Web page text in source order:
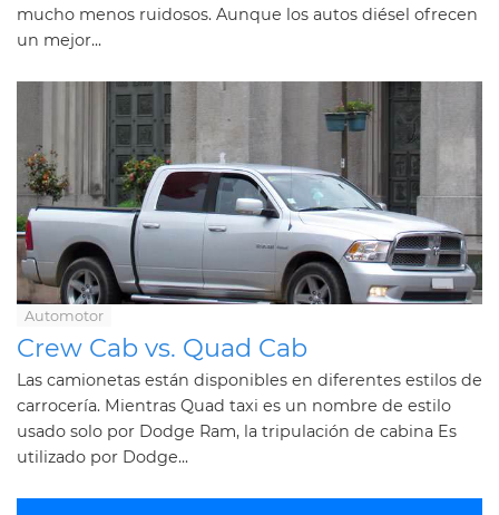
mucho menos ruidosos. Aunque los autos diésel ofrecen
un mejor...
Automotor
Crew Cab vs. Quad Cab
Las camionetas están disponibles en diferentes estilos de
carrocería. Mientras Quad taxi es un nombre de estilo
usado solo por Dodge Ram, la tripulación de cabina Es
utilizado por Dodge...